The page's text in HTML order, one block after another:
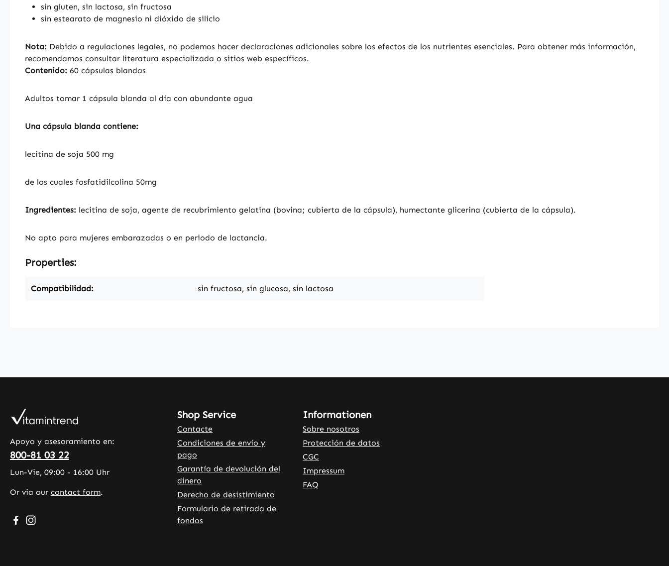
sin gluten, sin lactosa, sin fructosa
sin estearato de magnesio ni dióxido de silicio
Nota: Debido a regulaciones legales, no podemos hacer declaraciones adicionales sobre los efectos de los nutrientes esenciales. Para obtener más información,
recomendamos consultar literatura especializada o sitios web específicos.
Contenido: 60 cápsulas blandas
Adultos tomar 1 cápsula blanda al día con abundante agua
Una cápsula blanda contiene:
lecitina de soja 500 mg
de los cuales fosfatidilcolina 50mg
Ingredientes: lecitina de soja, agente de recubrimiento gelatina (bovina; cubierta de la cápsula), humectante glicerina (cubierta de la cápsula).
No apto para mujeres embarazadas o en periodo de lactancia.
Properties:
Compatibilidad: sin fructosa, sin glucosa, sin lactosa
Apoyo y asesoramiento en:
800-81 03 22
Lun-Vie, 09:00 - 16:00 Uhr
Or via our contact form.
Visit us on Facebook – opens in a new browser tab (external link)
Check us out on Instagram – opens in a new browser tab (external link)
Shop Service
Contacte
Condiciones de envío y
pago
Garantía de devolución del
dinero
Derecho de desistimiento
Formulario de retirada de
fondos
Informationen
Sobre nosotros
Protección de datos
CGC
Impressum
FAQ